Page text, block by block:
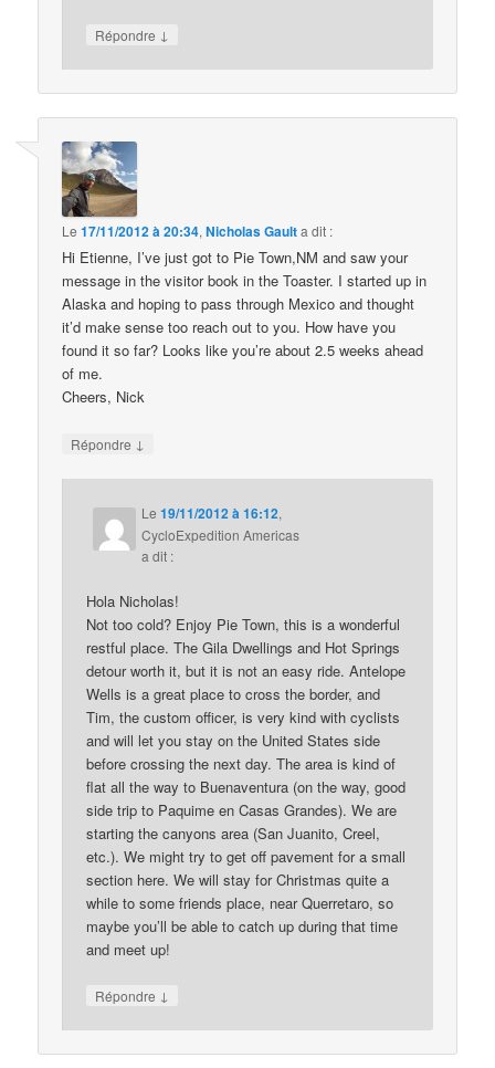
Répondre ↓
Le17/11/2012 à 20:34,Nicholas Gaulta dit :
Hi Etienne, I’ve just got to Pie Town,NM and saw your
message in the visitor book in the Toaster. I started up in
Alaska and hoping to pass through Mexico and thought
it’d make sense too reach out to you. How have you
found it so far? Looks like you’re about 2.5 weeks ahead
of me.
Cheers, Nick
Répondre ↓
Le19/11/2012 à 16:12,
CycloExpedition Americas
a dit :
Hola Nicholas!
Not too cold? Enjoy Pie Town, this is a wonderful
restful place. The Gila Dwellings and Hot Springs
detour worth it, but it is not an easy ride. Antelope
Wells is a great place to cross the border, and
Tim, the custom officer, is very kind with cyclists
and will let you stay on the United States side
before crossing the next day. The area is kind of
flat all the way to Buenaventura (on the way, good
side trip to Paquime en Casas Grandes). We are
starting the canyons area (San Juanito, Creel,
etc.). We might try to get off pavement for a small
section here. We will stay for Christmas quite a
while to some friends place, near Querretaro, so
maybe you’ll be able to catch up during that time
and meet up!
Répondre ↓